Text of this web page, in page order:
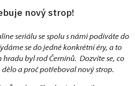
nový strop!
seriálu se spolu s námi podíváte do
se do jedné konkrétní éry, a to
byl rod Černínů. Dozvíte se, co
dělo a proč potřeboval nový strop.